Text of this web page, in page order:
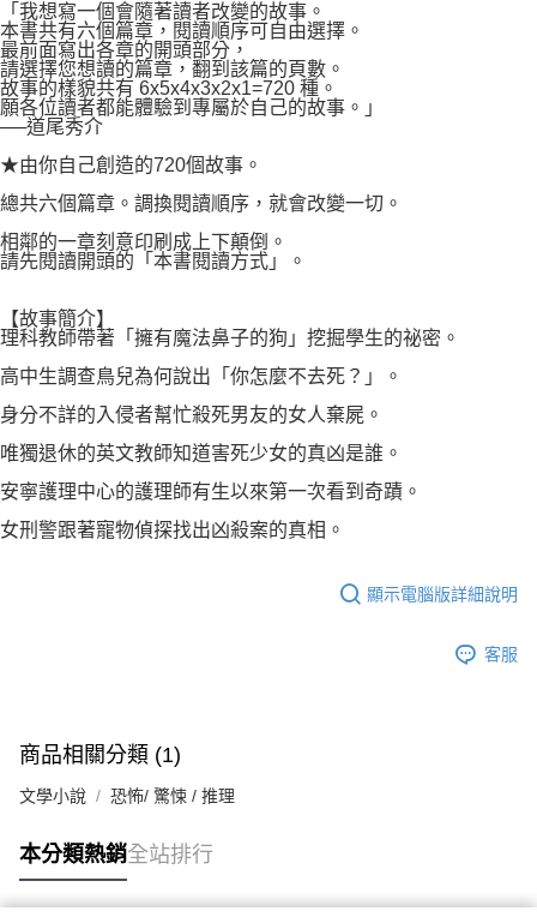
請求用戶進行身份認證。
５．嚴禁一人註冊多個帳號或使用他人資訊註冊。若發現惡意使用之情形，
恩沛科技股份有限公司將有權停止該用戶之使用額度並採取法律行動。
「我想寫一個會隨著讀者改變的故事。
本書共有六個篇章，閱讀順序可自由選擇。
最前面寫出各章的開頭部分，
請選擇您想讀的篇章，翻到該篇的頁數。
故事的樣貌共有 6x5x4x3x2x1=720 種。
願各位讀者都能體驗到專屬於自己的故事。」
──道尾秀介
★由你自己創造的720個故事。
總共六個篇章。調換閱讀順序，就會改變一切。
相鄰的一章刻意印刷成上下顛倒。
請先閱讀開頭的「本書閱讀方式」。
【故事簡介】
理科教師帶著「擁有魔法鼻子的狗」挖掘學生的祕密。
高中生調查鳥兒為何說出「你怎麼不去死？」。
身分不詳的入侵者幫忙殺死男友的女人棄屍。
唯獨退休的英文教師知道害死少女的真凶是誰。
安寧護理中心的護理師有生以來第一次看到奇蹟。
女刑警跟著寵物偵探找出凶殺案的真相。
顯示電腦版詳細說明
客服
商品相關分類 (1)
文學小說 恐怖/ 驚悚 / 推理
本分類熱銷全站排行